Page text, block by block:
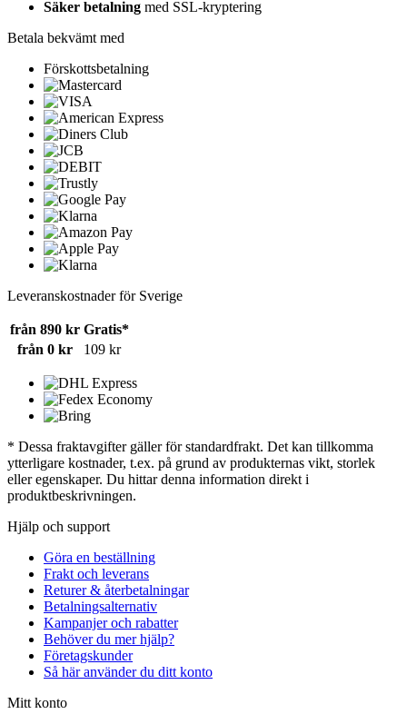
Säker betalning med SSL-kryptering
Betala bekvämt med
Förskottsbetalning
Leveranskostnader för Sverige
från 890 kr Gratis*
från 0 kr
109 kr
* Dessa fraktavgifter gäller för standardfrakt. Det kan tillkomma
ytterligare kostnader, t.ex. på grund av produkternas vikt, storlek
eller egenskaper. Du hittar denna information direkt i
produktbeskrivningen.
Hjälp och support
Göra en beställning
Frakt och leverans
Returer & återbetalningar
Betalningsalternativ
Kampanjer och rabatter
Behöver du mer hjälp?
Företagskunder
Så här använder du ditt konto
Mitt konto